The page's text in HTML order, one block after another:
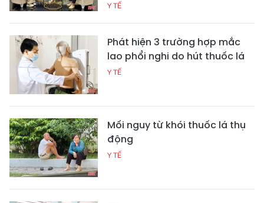
Y TẾ
Phát hiện 3 trường hợp mắc
lao phổi nghi do hút thuốc lá
Y TẾ
Mối nguy từ khói thuốc lá thụ
động
Y TẾ